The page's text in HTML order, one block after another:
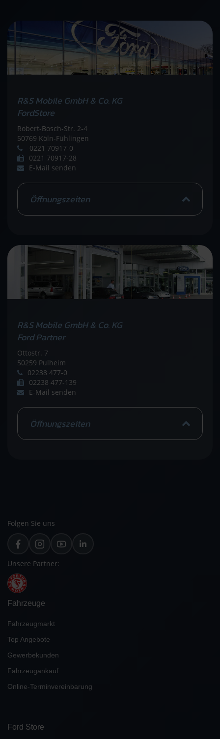
R&S Mobile GmbH & Co. KG
FordStore
Robert-Bosch-Str. 2-4
50769 Köln-Fühlingen
0221 70917-0
0221 70917-28
E-Mail senden
Öffnungszeiten
R&S Mobile GmbH & Co. KG
Ford Partner
Ottostr. 7
50259 Pulheim
02238 477-0
02238 477-139
E-Mail senden
Öffnungszeiten
Folgen Sie uns
Unsere Partner:
Fahrzeuge
Fahrzeugmarkt
Top Angebote
Gewerbekunden
Fahrzeugankauf
Online-Terminvereinbarung
Ford Store